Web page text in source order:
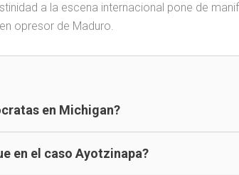
a la escena internacional pone de
opresor de Maduro.
en Michigan?
en el caso Ayotzinapa?